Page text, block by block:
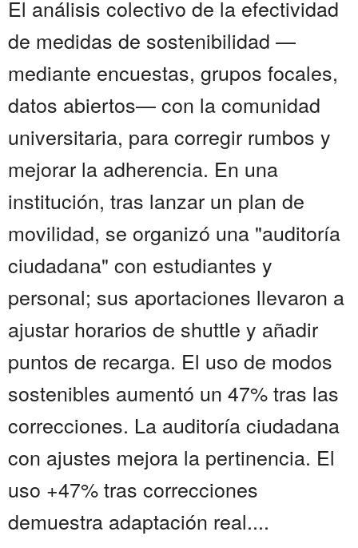
El análisis colectivo de la efectividad
de medidas de sostenibilidad —
mediante encuestas, grupos focales,
datos abiertos— con la comunidad
universitaria, para corregir rumbos y
mejorar la adherencia. En una
institución, tras lanzar un plan de
movilidad, se organizó una "auditoría
ciudadana" con estudiantes y
personal; sus aportaciones llevaron a
ajustar horarios de shuttle y añadir
puntos de recarga. El uso de modos
sostenibles aumentó un 47% tras las
correcciones. La auditoría ciudadana
con ajustes mejora la pertinencia. El
uso +47% tras correcciones
demuestra adaptación real....